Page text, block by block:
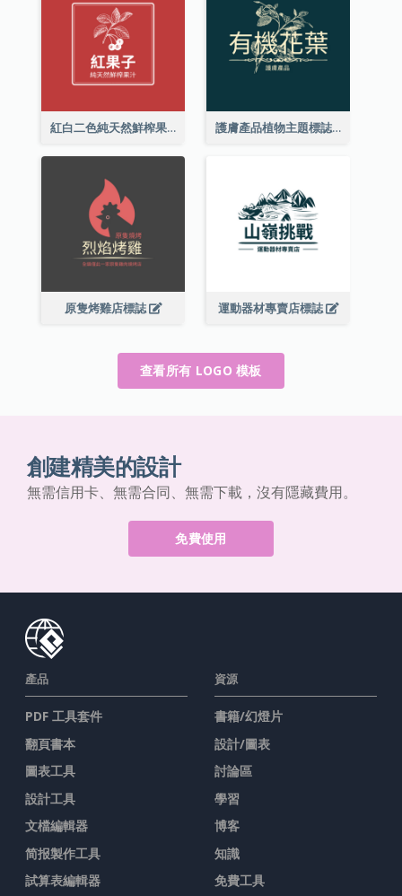
紅白二色純天然鮮榨果汁標誌 護膚產品植物主題標誌
原隻烤雞店標誌 運動器材專賣店標誌
查看所有 LOGO 模板
創建精美的設計
無需信用卡、無需合同、無需下載，沒有隱藏費用。
免費使用
產品
PDF 工具套件
翻頁書本
圖表工具
設計工具
文檔編輯器
简报製作工具
試算表編輯器
資源
書籍/幻燈片
設計/圖表
討論區
學習
博客
知識
免費工具